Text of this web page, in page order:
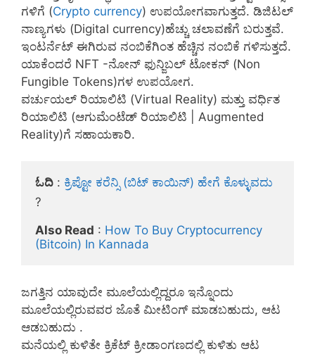
ಗಳಿಗೆ (Crypto currency) ಉಪಯೋಗವಾಗುತ್ತದೆ. ಡಿಜಿಟಲ್
ನಾಣ್ಯಗಳು (Digital currency)ಹೆಚ್ಚು ಚಲಾವಣೆಗೆ ಬರುತ್ತವೆ.
ಇಂಟರ್ನೆಟ್ ಈಗಿರುವ ನಂಬಿಕೆಗಿಂತ ಹೆಚ್ಚಿನ ನಂಬಿಕೆ ಗಳಿಸುತ್ತದೆ.
ಯಾಕೆಂದರೆ NFT -ನೋನ್ ಫುನ್ಜಿಬಲ್ ಟೋಕನ್ (Non
Fungible Tokens)ಗಳ ಉಪಯೋಗ.
ವರ್ಚುಯಲ್ ರಿಯಾಲಿಟಿ (Virtual Reality) ಮತ್ತು ವರ್ಧಿತ
ರಿಯಾಲಿಟಿ (ಆಗುಮೆಂಟೆಡ್ ರಿಯಾಲಿಟಿ | Augmented
Reality)ಗೆ ಸಹಾಯಕಾರಿ.
ಓದಿ : ಕ್ರಿಪ್ಟೋ ಕರೆನ್ಸಿ (ಬಿಟ್ ಕಾಯಿನ್) ಹೇಗೆ ಕೊಳ್ಳುವದು
?
Also Read : How To Buy Cryptocurrency
(Bitcoin) In Kannada
ಜಗತ್ತಿನ ಯಾವುದೇ ಮೂಲೆಯಲ್ಲಿದ್ದರೂ ಇನ್ನೊಂದು
ಮೂಲೆಯಲ್ಲಿರುವವರ ಜೊತೆ ಮೀಟಿಂಗ್ ಮಾಡಬಹುದು, ಆಟ
ಆಡಬಹುದು .
ಮನೆಯಲ್ಲಿ ಕುಳಿತೇ ಕ್ರಿಕೆಟ್ ಕ್ರೀಡಾಂಗಣದಲ್ಲಿ ಕುಳಿತು ಆಟ